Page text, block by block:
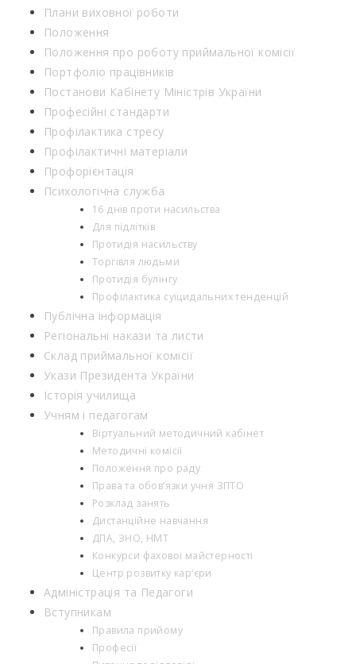
Плани виховної роботи
Положення
Положення про роботу приймальної комісії
Портфоліо працівників
Постанови Кабінету Міністрів України
Професійні стандарти
Профілактика стресу
Профілактичні матеріали
Профорієнтація
Психологічна служба
16 днів проти насильства
Для підлітків
Протидія насильству
Торгівля людьми
Протидія булінгу
Профілактика суїцидальних тенденцій
Публічна інформація
Регіональні накази та листи
Склад приймальної комісії
Укази Президента України
Історія училища
Учням і педагогам
Віртуальний методичний кабінет
Методичні комісії
Положення про раду
Права та обов’язки учня ЗПТО
Розклад занять
Дистанційне навчання
ДПА, ЗНО, НМТ
Конкурси фахової майстерності
Центр розвитку кар’єри
Адміністрація та Педагоги
Вступникам
Правила прийому
Професії